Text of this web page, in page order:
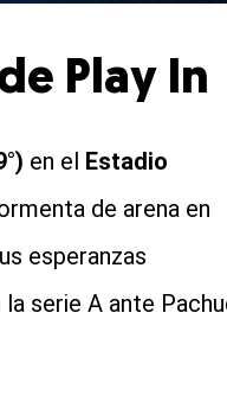
Play In
en el Estadio
de arena en
esperanzas
serie A ante